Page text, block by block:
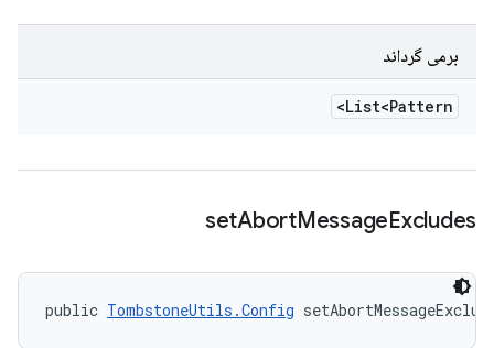
برمی گرداند
List<Pattern>
setAbortMessageExcludes
public TombstoneUtils.Config